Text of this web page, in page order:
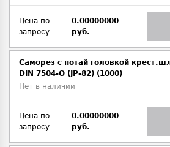
Цена по
запросу
0.00000000
руб.
Саморез с потай головкой
DIN 7504-O (JP-82) (1000)
Нет в наличии
Цена по
запросу
0.00000000
руб.